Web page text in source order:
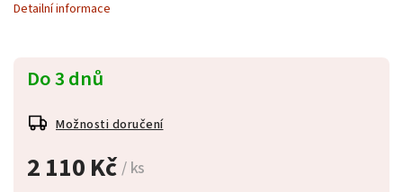
2 110 Kč/ ks
Do 3 dnů
Možnosti doručení
Detailní informace